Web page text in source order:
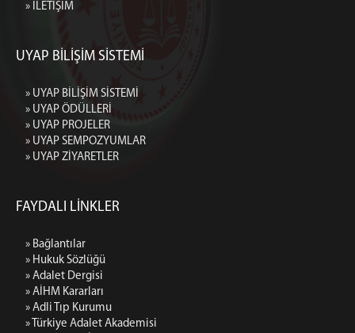
» İLETİŞİM
UYAP BİLİŞİM SİSTEMİ
» UYAP BİLİŞİM SİSTEMİ
» UYAP ÖDÜLLERİ
» UYAP PROJELER
» UYAP SEMPOZYUMLAR
» UYAP ZİYARETLER
FAYDALI LİNKLER
» Bağlantılar
» Hukuk Sözlüğü
» Adalet Dergisi
» AİHM Kararları
» Adli Tıp Kurumu
» Türkiye Adalet Akademisi